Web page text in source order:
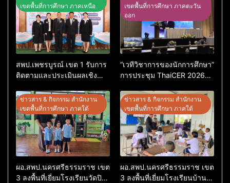
เขตพื้นที่การศึกษา ภาคเหนือ
สพป.เพชรบูรณ์ เขต 1 รับการ
ติดตามและประเมินผลเชิง
ต้นแบบ” ระดับประเทศ รุ่นที่ 3
ประจำปีงบประมาณ พ.ศ.
2569
เขตพื้นที่การศึกษา ภาคตะวัน
ออก
“เวทีวิชาการของนักการศึกษา”
การประชุม ThaiCER 2026
Conference on Education
Research (ThaiCER) 2026
ข่าวสาร & กิจกรรม สำนักงาน
เขตพื้นที่การศึกษา ภาคใต้
ผอ.สพป.นครศรีธรรมราช เขต
3 ลงพื้นที่เยี่ยมโรงเรียนวัดปิยา
ข่าวสาร & กิจกรรม สำนักงาน
เขตพื้นที่การศึกษา ภาคใต้
ผอ.สพป.นครศรีธรรมราช เขต
3 ลงพื้นที่เยี่ยมโรงเรียนบ้าน